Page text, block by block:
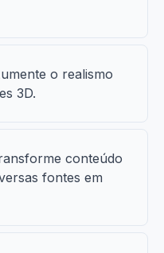
o realismo
3D.
conteúdo
fontes em